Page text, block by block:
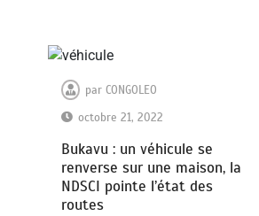
par CONGOLEO
octobre 21, 2022
Bukavu : un véhicule se
renverse sur une maison, la
NDSCI pointe l’état des
routes